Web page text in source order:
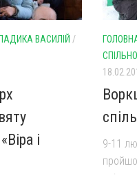
ВАСИЛІЙ /
і
9-11